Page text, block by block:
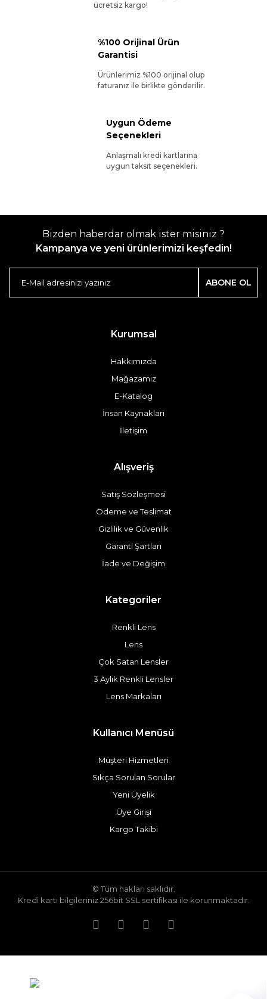
ücretsiz kargo!
%100 Orijinal Ürün
Garantisi
Ürünlerimiz %100 orijinal olup
faturanız ile birlikte gönderilir.
Uygun Ödeme
Seçenekleri
Anlaşmalı kredi kartlarına
uygun taksit seçenekleri.
Bizden haberdar olmak ister misiniz ?
Kampanya ve yeni ürünlerimizi keşfedin!
ABONE OL
Kurumsal
Hakkımızda
Mağazamız
E-Katalog
İnsan Kaynakları
İletişim
Alışveriş
Satış Sözleşmesi
Ödeme ve Teslimat
Gizlilik ve Güvenlik
Garanti Şartları
İade ve Değişim
Kategoriler
Renkli Lens
Lens
Çok Satan Lensler
3 Aylık Renkli Lensler
Lens Markaları
Kullanıcı Menüsü
Müşteri Hizmetleri
Sıkça Sorulan Sorular
Yeni Üyelik
Üye Girişi
Kargo Takibi
© Tüm hakları saklıdır.
Kredi kartı bilgileriniz 256bit SSL sertifikası ile korunmaktadır.